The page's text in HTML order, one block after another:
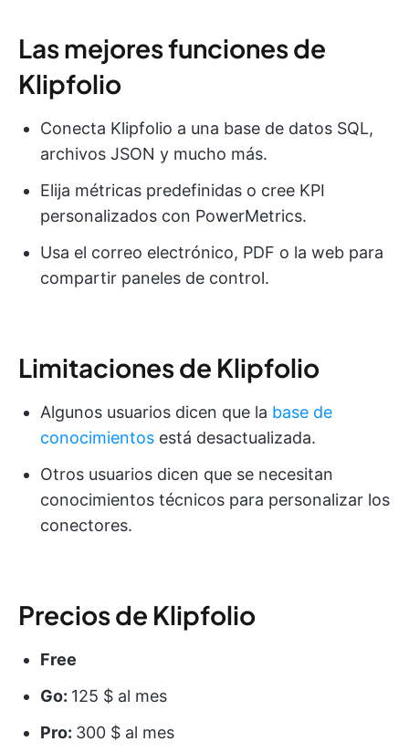
Las mejores funciones de
Klipfolio
Conecta Klipfolio a una base de datos SQL,
archivos JSON y mucho más.
Elija métricas predefinidas o cree KPI
personalizados con PowerMetrics.
Usa el correo electrónico, PDF o la web para
compartir paneles de control.
Limitaciones de Klipfolio
Algunos usuarios dicen que la base de
conocimientos está desactualizada.
Otros usuarios dicen que se necesitan
conocimientos técnicos para personalizar los
conectores.
Precios de Klipfolio
Free
Go: 125 $ al mes
Pro: 300 $ al mes